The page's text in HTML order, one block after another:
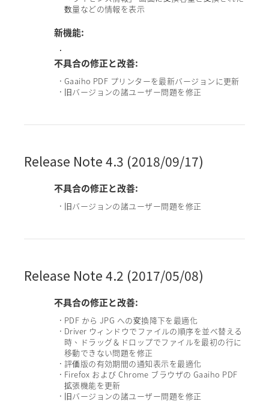
数量などの情報を表示
新機能:
••
不具合の修正と改善:
• Gaaiho PDF プリンターを最新バージョンに更新
• 旧バージョンの諸ユーザー問題を修正
Release Note 4.3 (2018/09/17)
不具合の修正と改善:
• 旧バージョンの諸ユーザー問題を修正
Release Note 4.2 (2017/05/08)
不具合の修正と改善:
• PDF から JPG への変換降下を最適化
• Driver ウィンドウでファイルの順序を並べ替える
時、ドラッグ＆ドロップでファイルを最初の行に
移動できない問題を修正
• 評価版の有効期間の通知表示を最適化
• Firefox および Chrome ブラウザの Gaaiho PDF
拡張機能を更新
• 旧バージョンの諸ユーザー問題を修正